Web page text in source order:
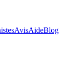
AvisAideBlog